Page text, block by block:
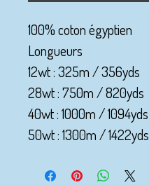
100% coton égyptien
Longueurs
12wt : 325m / 356yds
28wt : 750m / 820yds
40wt : 1000m / 1094yds
50wt : 1300m / 1422yds